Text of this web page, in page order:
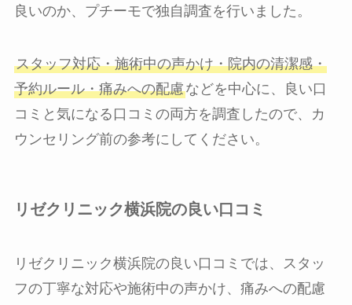
良いのか、プチーモで独自調査を行いました。
スタッフ対応・施術中の声かけ・院内の清潔感・
予約ルール・痛みへの配慮などを中心に、良い口
コミと気になる口コミの両方を調査したので、カ
ウンセリング前の参考にしてください。
リゼクリニック横浜院の良い口コミ
リゼクリニック横浜院の良い口コミでは、スタッ
フの丁寧な対応や施術中の声かけ、痛みへの配慮